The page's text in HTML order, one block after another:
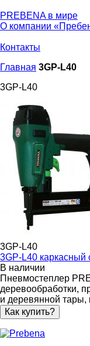
PREBENA в мире
О компании
Контакты
Главная 3GP-L40
3GP-L40
3GP-L40
3GP-L40 каркасный
В наличии
Пневмостеплер
деревообработки,
и деревянной тары,
Как купить?